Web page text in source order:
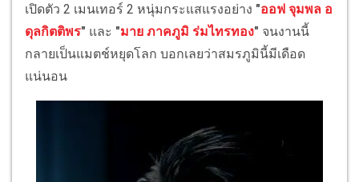
เปิดตัว 2 เมนเทอร์ 2 หนุ่มกระแสแรงอย่าง "ออฟ จุมพล อ
ดุลกิตติพร" และ "มาย ภาคภูมิ ร่มไทรทอง" จนงานนี้
กลายเป็นแมตช์หยุดโลก บอกเลยว่าสมรภูมินี้มีเดือด
แน่นอน